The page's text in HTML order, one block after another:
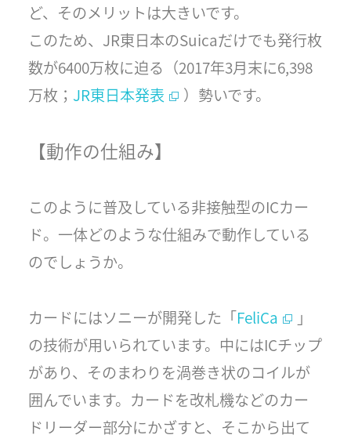
ど、そのメリットは大きいです。
このため、JR東日本のSuicaだけでも発行枚
数が6400万枚に迫る（2017年3月末に6,398
万枚； JR東日本発表 ）勢いです。
【動作の仕組み】
このように普及している非接触型のICカー
ド。一体どのような仕組みで動作している
のでしょうか。
カードにはソニーが開発した「FeliCa
」
の技術が用いられています。中にはICチップ
があり、そのまわりを渦巻き状のコイルが
囲んでいます。カードを改札機などのカー
ドリーダー部分にかざすと、そこから出て